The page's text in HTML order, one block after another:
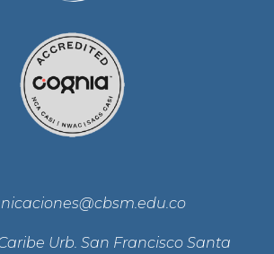
Urb. San Francisco Santa